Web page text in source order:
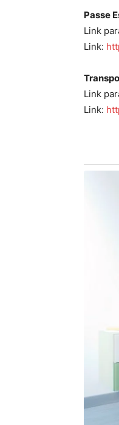
Passe
Link
Link:
Link
Link: